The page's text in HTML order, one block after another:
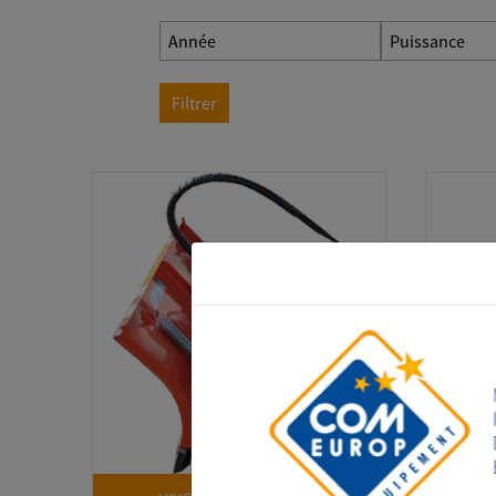
Année Puissance
Filtrer